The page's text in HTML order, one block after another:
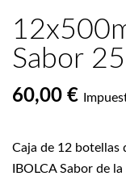
Sabor
60,00 €
Caja de 12 botellas
IBOLCA Sabor de